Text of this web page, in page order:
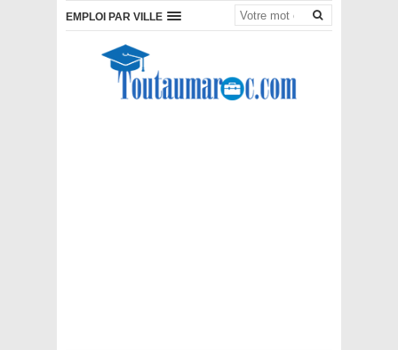
EMPLOI PAR VILLE